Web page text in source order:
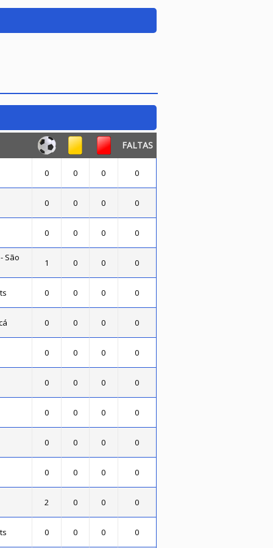
FALTAS
0 0 0 0
0 0 0 0
0 0 0 0
São
1 0 0 0
0 0 0 0
0 0 0 0
0 0 0 0
0 0 0 0
0 0 0 0
0 0 0 0
0 0 0 0
2 0 0 0
0 0 0 0